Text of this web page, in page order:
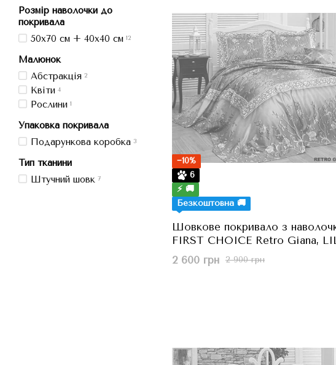
−10%
6
⚡ 🚚
Безкоштовна 🚚
Шовкове покривало з
FIRST CHOICE Retro Giana,
Ліловий, 240x260 см
2 900 грн
2 600 грн
Розмір наволочки до
покривала
50x70 см + 40x40 см 12
Малюнок
Абстракція 2
Квіти 4
Рослини 1
Упаковка покривала
Подарункова коробка 3
Тип тканини
Штучний шовк 7